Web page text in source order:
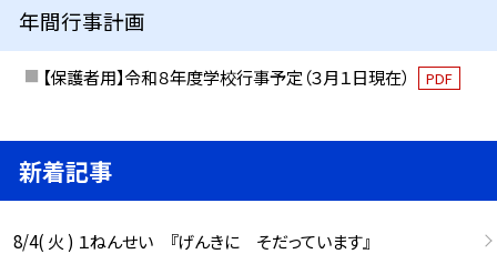
年間行事計画
【保護者用】令和８年度学校行事予定（３月１日現在） PDF
新着記事
8/4( 火 ) １ねんせい 『げんきに そだっています』